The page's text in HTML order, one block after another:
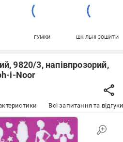
ГУМКИ ШКІЛЬНІ ЗОШИТИ
9820/3, напівпрозорий,
i-Noor
Всі запитання та